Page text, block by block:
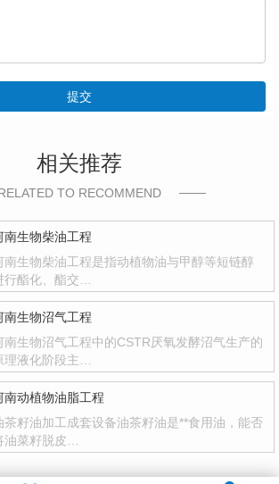
提交
相关推荐
TO RECOMMEND
南生物柴油工程
南生物柴油工程是指动植物油与甲醇等短链醇
行酯化、酯交…
南生物沼气工程
南生物沼气工程中的CSTR厌氧发酵沼气生产的
理液化阶段主…
南动植物油脂工程
茶籽油加工成套设备油茶籽油是**食用油，能否
油菜籽脱皮…